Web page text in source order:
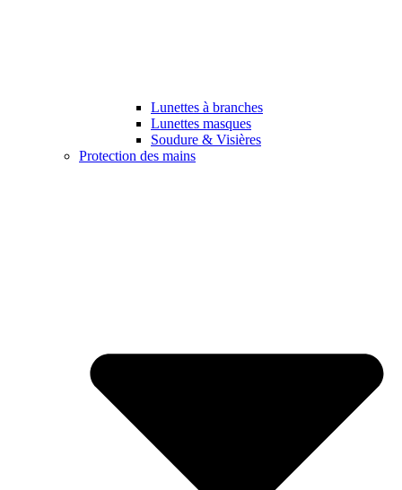
Lunettes à branches
Lunettes masques
Soudure & Visières
Protection des mains